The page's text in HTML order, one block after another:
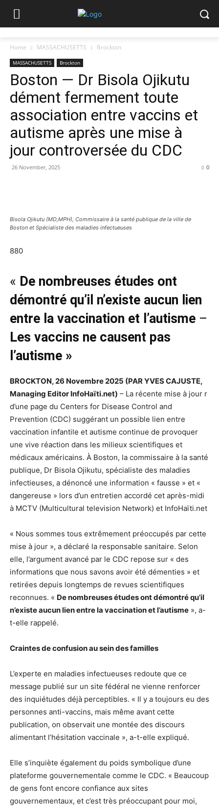
Home MASSACHUSETTS Brockton
MASSACHUSETTS Brockton
Boston — Dr Bisola Ojikutu
dément fermement toute
association entre vaccins et
autisme après une mise à
jour controversée du CDC
26 November, 2025 0
Bisola Ojikutu (MD,MPH), Commissaire à la santé publique de la ville de
Boston et Spécialiste des maladies infectueuses
880
« De nombreuses études ont
démontré qu’il n’existe aucun lien
entre la vaccination et l’autisme –
Les vaccins ne causent pas
l’autisme »
BROCKTON, 26 Novembre 2025 (PAR YVES CAJUSTE,
Managing Editor InfoHaïti.net) – La récente mise à jour r
d’une page du Centers for Disease Control and
Prevention (CDC) suggérant un possible lien entre
vaccination infantile et autisme continue de provoquer
une vive réaction dans les milieux scientifiques et
médicaux américains. À Boston, la commissaire à la santé
publique, Dr Bisola Ojikutu, spécialiste des maladies
infectieuses, a dénoncé une information « fausse » et «
dangereuse » lors d’un entretien accordé cet après-midi
à MCTV (Multicultural television Network) et InfoHaïti.net
« Nous sommes tous extrêmement préoccupés par cette
mise à jour », a déclaré la responsable sanitaire. Selon
elle, l’argument avancé par le CDC repose sur « des
informations que nous savons avoir été démenties » et
retirées depuis longtemps de revues scientifiques
reconnues. « De nombreuses études ont démontré qu’il
n’existe aucun lien entre la vaccination et l’autisme », a-
t-elle rappelé.
Craintes de confusion au sein des familles
L’experte en maladies infectueuses redoute que ce
message publié sur un site fédéral ne vienne renforcer
des inquiétudes déjà perceptibles. « Il y a toujours eu des
personnes anti-vaccins, mais même avant cette
publication, on observait une montée des discours
alimentant l’hésitation vaccinale », a-t-elle expliqué.
Elle s’inquiète également du poids symbolique d’une
plateforme gouvernementale comme le CDC. « Beaucoup
de gens font encore confiance aux sites
gouvernementaux, et c’est très préoccupant pour moi,